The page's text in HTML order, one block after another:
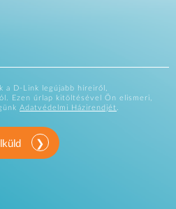
a D-Link legújabb híreiről,
Ezen űrlap kitöltésével Ön elismeri,
Adatvédelmi Házirendjét.